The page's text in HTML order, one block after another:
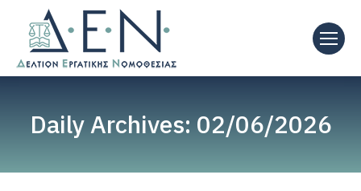
Daily Archives: 02/06/2026